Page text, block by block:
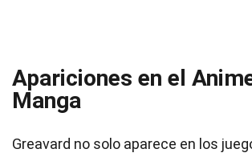
Apariciones en el
Manga
Greavard no solo aparece en los